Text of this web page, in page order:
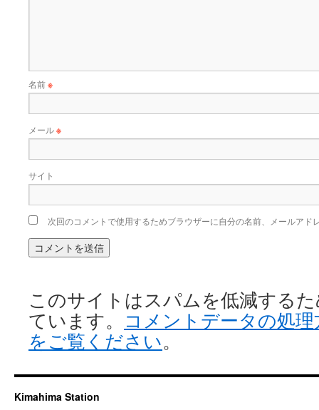
名前※
メール※
サイト
次回のコメントで使用するためブラウザーに自分の名前、メールアド
このサイトはスパムを低減するた
ています。
コメントデータの処
をご覧ください。
Kimahima Station